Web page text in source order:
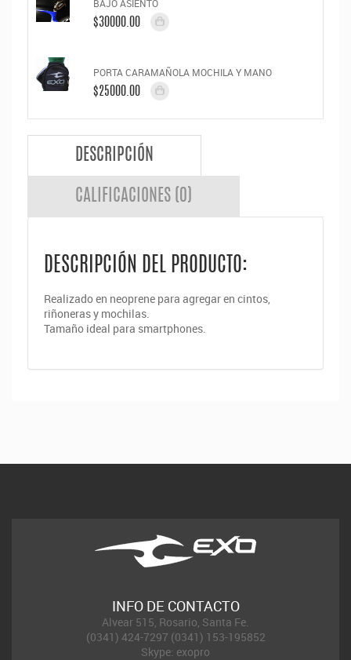
BAJO ASIENTO
$30000.00
PORTA CARAMAÑOLA MOCHILA Y MANO
$25000.00
DESCRIPCIÓN
CALIFICACIONES (0)
DESCRIPCIÓN DEL PRODUCTO:
Realizado en neoprene para agregar en cintos,
riñoneras y mochilas.
Tamaño ideal para smartphones.
INFO DE CONTACTO
Alvear 515, Rosario, Santa Fe.
(0341) 424-7297 (0341) 153-195852
Skype: exopro